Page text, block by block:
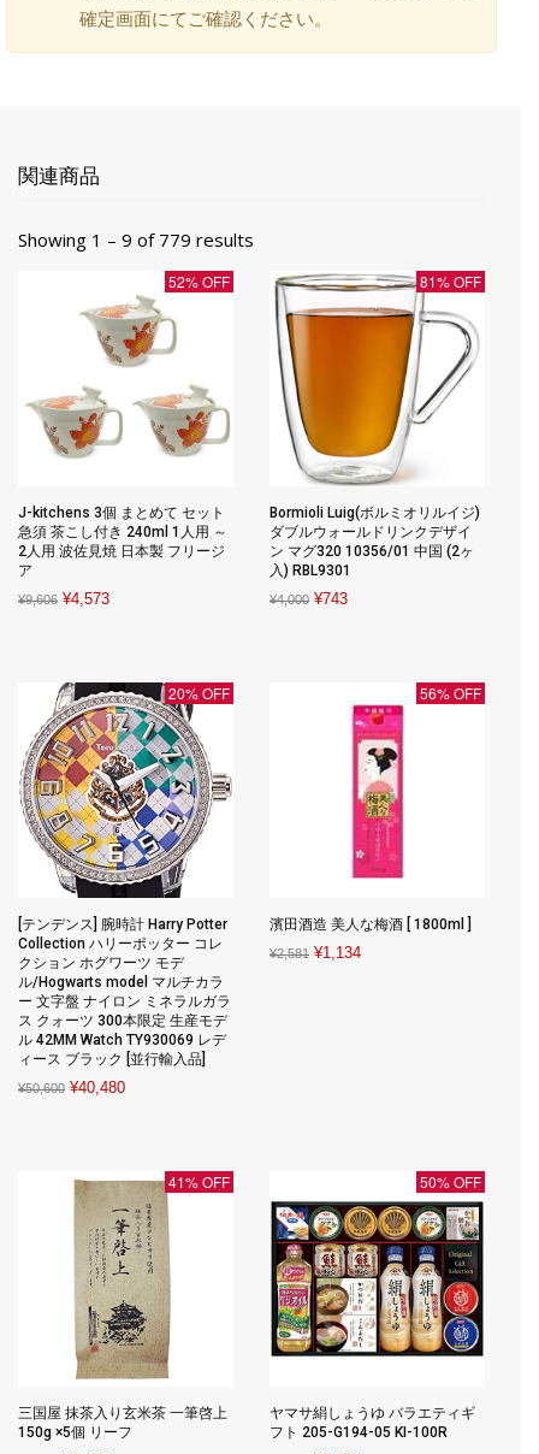
確定画面にてご確認ください。
関連商品
Showing 1 – 9 of 779 results
52% OFF
J-kitchens 3個 まとめて セット
急須 茶こし付き 240ml 1人用 ～
2人用 波佐見焼 日本製 フリージ
ア
¥9,606 Original
¥4,573Current
81% OFF
Bormioli Luig(ボルミオリルイジ)
ダブルウォールドリンクデザイ
ン マグ320 10356/01 中国 (2ヶ
入) RBL9301
¥4,000 Original
¥743Current
20% OFF
[テンデンス] 腕時計 Harry Potter
Collection ハリーポッター コレ
クション ホグワーツ モデ
ル/Hogwarts model マルチカラ
ー 文字盤 ナイロン ミネラルガラ
ス クォーツ 300本限定 生産モデ
ル 42MM Watch TY930069 レデ
ィース ブラック [並行輸入品]
¥50,600 Original
¥40,480Current
56% OFF
濱田酒造 美人な梅酒 [ 1800ml ]
¥2,581 Original
¥1,134Current
41% OFF
三国屋 抹茶入り玄米茶 一筆啓上
150g ×5個 リーフ
50% OFF
ヤマサ絹しょうゆ バラエティギ
フト 205-G194-05 KI-100R